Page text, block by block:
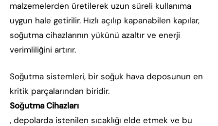
malzemelerden üretilerek uzun süreli kullanıma
uygun hale getirilir. Hızlı açılıp kapanabilen kapılar,
soğutma cihazlarının yükünü azaltır ve enerji
verimliliğini artırır.
Soğutma sistemleri, bir soğuk hava deposunun en
kritik parçalarından biridir.
Soğutma Cihazları
, depolarda istenilen sıcaklığı elde etmek ve bu